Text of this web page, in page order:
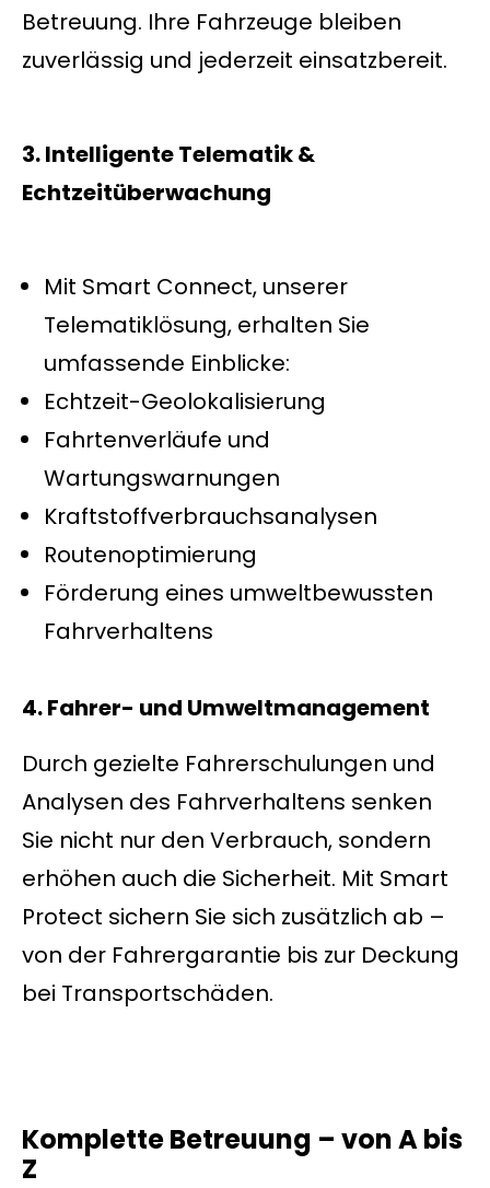
Betreuung. Ihre Fahrzeuge bleiben
zuverlässig und jederzeit einsatzbereit.
3. Intelligente Telematik &
Echtzeitüberwachung
Mit Smart Connect, unserer
Telematiklösung, erhalten Sie
umfassende Einblicke:
Echtzeit-Geolokalisierung
Fahrtenverläufe und
Wartungswarnungen
Kraftstoffverbrauchsanalysen
Routenoptimierung
Förderung eines umweltbewussten
Fahrverhaltens
4. Fahrer- und Umweltmanagement
Durch gezielte Fahrerschulungen und
Analysen des Fahrverhaltens senken
Sie nicht nur den Verbrauch, sondern
erhöhen auch die Sicherheit. Mit Smart
Protect sichern Sie sich zusätzlich ab –
von der Fahrergarantie bis zur Deckung
bei Transportschäden.
Komplette Betreuung – von A bis
Z